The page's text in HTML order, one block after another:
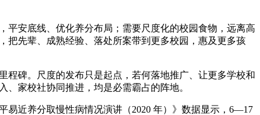
安底线、优化养分布局；需要尺度化的校园食物，远离高
把先辈、成熟经验、落处所案带到更多校园，惠及更多孩
碑。尺度的发布只是起点，若何落地推广、让更多学校和
家校社协同推进，均是必需霸占的阵地。
近养分取慢性病情况演讲（2020 年）》数据显示，6—17